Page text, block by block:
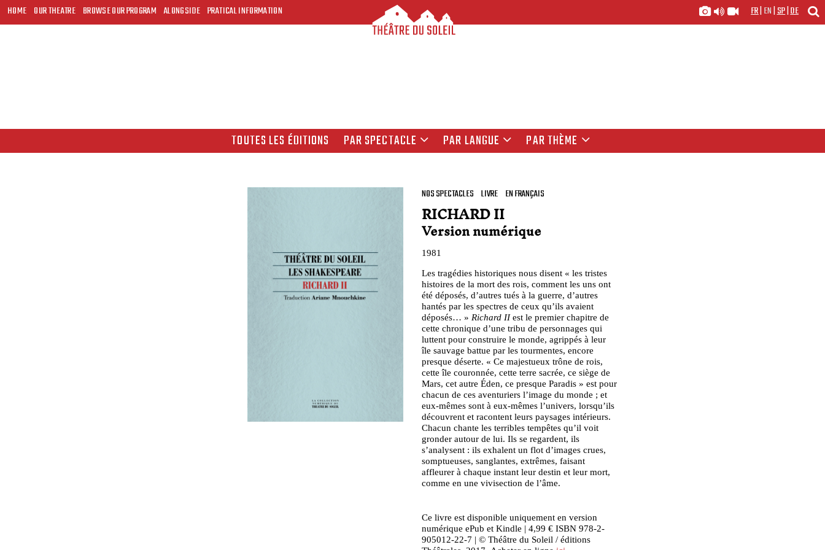
HOME OUR THEATRE BROWSE OUR PROGRAM ALONGSIDE PRATICAL INFORMATION FR|EN|SP|DE
TOUTES LES ÉDITIONS PAR SPECTACLE PAR LANGUE PAR THÈME
NOS SPECTACLES LIVRE EN FRANÇAIS
RICHARD II
Version numérique
1981
Les tragédies historiques nous disent « les tristes
histoires de la mort des rois, comment les uns ont
été déposés, d’autres tués à la guerre, d’autres
hantés par les spectres de ceux qu’ils avaient
déposés… » Richard IIest le premier chapitre de
cette chronique d’une tribu de personnages qui
luttent pour construire le monde, agrippés à leur
île sauvage battue par les tourmentes, encore
presque déserte. « Ce majestueux trône de rois,
cette île couronnée, cette terre sacrée, ce siège de
Mars, cet autre Éden, ce presque Paradis » est pour
chacun de ces aventuriers l’image du monde ; et
eux-mêmes sont à eux-mêmes l’univers, lorsqu’ils
découvrent et racontent leurs paysages intérieurs.
Chacun chante les terribles tempêtes qu’il voit
gronder autour de lui. Ils se regardent, ils
s’analysent : ils exhalent un flot d’images crues,
somptueuses, sanglantes, extrêmes, faisant
affleurer à chaque instant leur destin et leur mort,
comme en une vivisection de l’âme.
Ce livre est disponible uniquement en version
numérique ePub et Kindle | 4,99 € ISBN 978-2-
905012-22-7 | © Théâtre du Soleil / éditions